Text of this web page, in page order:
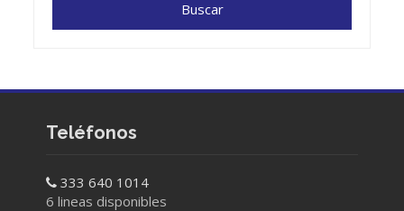
Teléfonos
333 640 1014
6 lineas disponibles